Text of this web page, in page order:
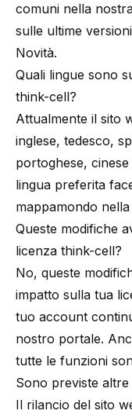
comuni nella
sulle ultime
Novità.
Quali lingue sono
think-cell?
Attualmente il sito
inglese, tedesco,
portoghese,
lingua preferita
mappamondo
Queste modifiche
licenza think-cell?
No, queste
impatto sulla tua
tuo account
nostro portale.
tutte le funzioni
Sono previste altre
Il rilancio del sito